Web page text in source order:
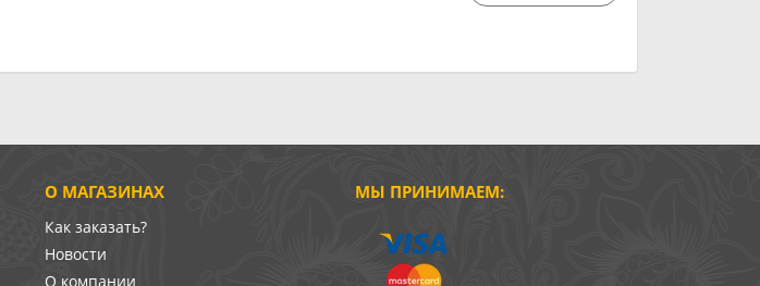
О МАГАЗИНАХ
Как заказать?
Новости
О компании
МЫ ПРИНИМАЕМ: